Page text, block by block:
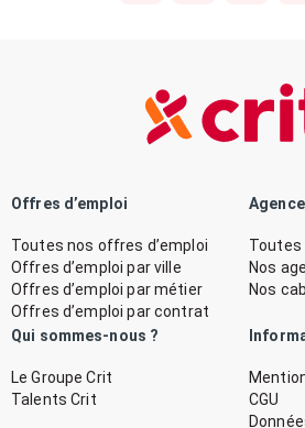
Offres d’emploi
Toutes nos offres d’emploi
Offres d’emploi par ville
Offres d’emploi par métier
Offres d’emploi par contrat
Toutes
Nos
Nos
Qui sommes-nous ?
Le Groupe Crit
Talents Crit
CGU